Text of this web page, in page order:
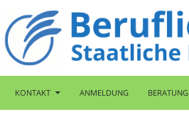
Berufliche Oberschule Bad Tölz
KONTAKT ANMELDUNG BERATUNG